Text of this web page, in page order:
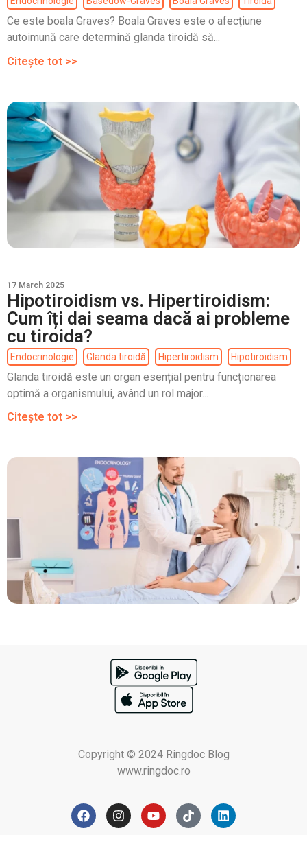
Ce este boala Graves? Boala Graves este o afecțiune
autoimună care determină glanda tiroidă să...
Citește tot >>
17 March 2025
Hipotiroidism vs. Hipertiroidism:
Cum îți dai seama dacă ai probleme
cu tiroida?
Endocrinologie Glanda tiroidă Hipertiroidism Hipotiroidism
Glanda tiroidă este un organ esențial pentru funcționarea
optimă a organismului, având un rol major...
Citește tot >>
Copyright © 2024 Ringdoc Blog
www.ringdoc.ro